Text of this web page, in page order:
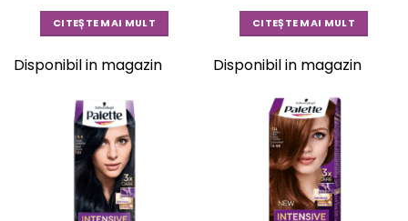
CITEȘTE MAI MULT
Disponibil in magazin
CITEȘTE MAI MULT
Disponibil in magazin